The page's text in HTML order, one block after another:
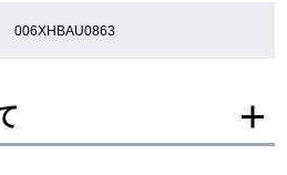
Customers
006XHBAU0863